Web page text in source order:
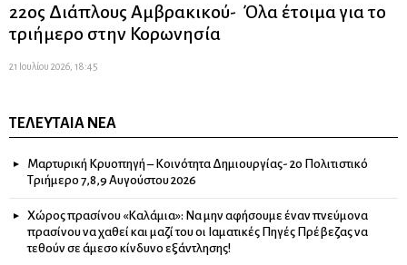
22ος Διάπλους Αμβρακικού- Όλα έτοιμα για το
τριήμερο στην Κορωνησία
21 Ιουλίου 2026, 18:45
ΤΕΛΕΥΤΑΊΑ ΝΈΑ
Μαρτυρική Κρυοπηγή – Κοινότητα Δημιουργίας- 2ο Πολιτιστικό
Τριήμερο 7,8,9 Αυγούστου 2026
Χώρος πρασίνου «Καλάμια»: Να μην αφήσουμε έναν πνεύμονα
πρασίνου να χαθεί και μαζί του οι Ιαματικές Πηγές Πρέβεζας να
τεθούν σε άμεσο κίνδυνο εξάντλησης!